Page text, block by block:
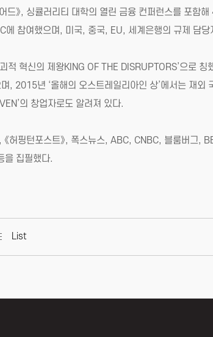
드》, 싱큘러리티 대학의 열린 금융 컨퍼런스를 포함
참여했으며, 미국, 중국, EU, 세계은행의 규제 담
혁신의 제왕KING OF THE DISRUPTORS’으로 칭
, 2015년 ‘올해의 오스트레일리아인 상’에서는 재외
의 창업자로도 알려져 있다.
, 《허핑턴포스트》, 폭스뉴스, ABC, CNBC, 블룸버
을 집필했다.
List